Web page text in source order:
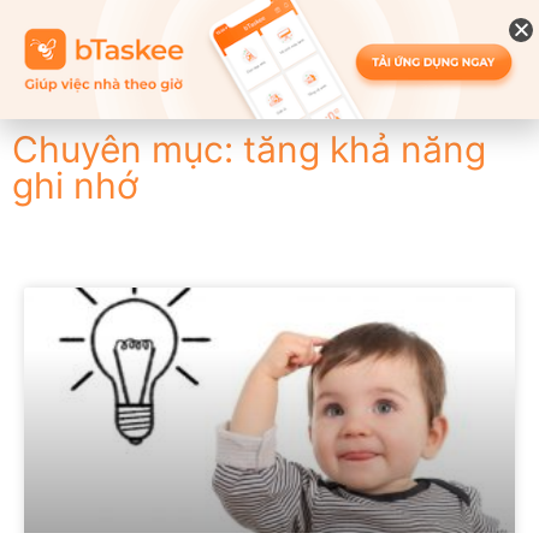
Chuyên mục: tăng khả năng
ghi nhớ